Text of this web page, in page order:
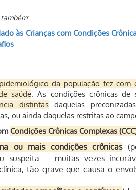
também:
às Crianças com Condições
da população fez com
saúde. As condições crônicas de
distintasdaquelas
ou ainda daquelas restritas ao
Condições Crônicas Complexas
ou mais condições crônicas
suspeita – muitas vezes
tão grave que causa o